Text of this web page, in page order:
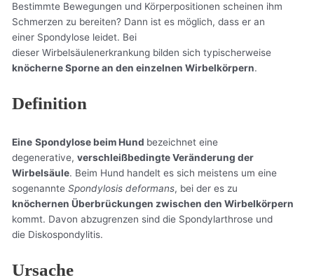
Bestimmte Bewegungen und Körperpositionen scheinen ihm
Schmerzen zu bereiten? Dann ist es möglich, dass er an
einer Spondylose leidet. Bei
dieser Wirbelsäulenerkrankung bilden sich typischerweise
knöcherne Sporne an den einzelnen Wirbelkörpern.
Definition
Eine Spondylose beim Hund bezeichnet eine
degenerative,verschleißbedingte Veränderung der
Wirbelsäule. Beim Hund handelt es sich meistens um eine
sogenannteSpondylosis deformans, bei der es zu
knöchernen Überbrückungen zwischen den Wirbelkörpern
kommt. Davon abzugrenzen sind die Spondylarthrose und
die Diskospondylitis.
Ursache